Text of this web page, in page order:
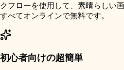
クフローを使用して、素晴らしい
すべてオンラインで無料です。
初心者向けの超簡単